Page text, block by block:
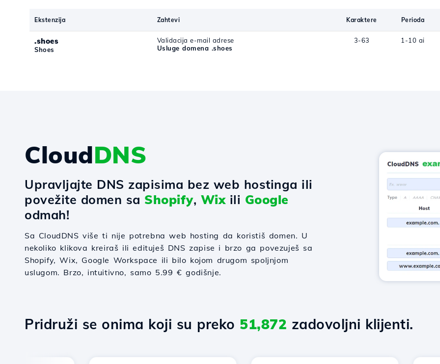
Ekstenzija Zahtevi Karaktere Perioda
.shoes
Shoes
Validacija e-mail adrese
Usluge domena .shoes
3-63 1-10 ai
CloudDNS
Upravljajte DNS zapisima bez web hostinga ili
povežite domen sa Shopify, Wixili Google
odmah!
Sa CloudDNS više ti nije potrebna web hosting da koristiš domen. U
nekoliko klikova kreiraš ili edituješ DNS zapise i brzo ga povezuješ sa
Shopify, Wix, Google Workspace ili bilo kojom drugom spoljnjom
uslugom. Brzo, intuitivno, samo 5.99 € godišnje.
Pridruži se onima koji su preko 51,872 zadovoljni klijenti.